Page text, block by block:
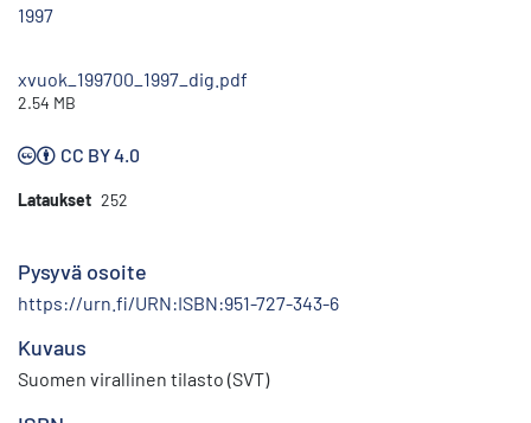
1997
xvuok_199700_1997_dig.pdf
2.54 MB
CC BY 4.0
Lataukset 252
Pysyvä osoite
https://urn.fi/URN:ISBN:951-727-343-6
Kuvaus
Suomen virallinen tilasto (SVT)